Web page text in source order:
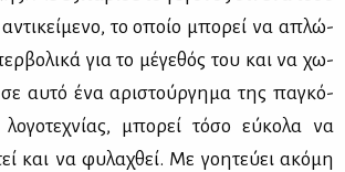
αντι­κεί­με­νο, το οποίο μπο­ρεί να απλώ­
για το μέ­γε­θός του και να χω­
σε αυ­τό ένα αρι­στούρ­γη­μα της πα­γκό­
λο­γο­τε­χνί­ας, μπο­ρεί τό­σο εύ­κο­λα να
και να φυ­λα­χθεί. Με γοη­τεύ­ει ακό­μη